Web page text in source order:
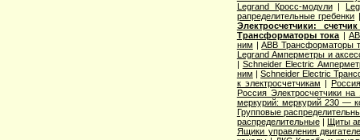
Legrand Кросс-модули|
рапределительные гребенки
Электросчетчики:
Трансформаторы тока |
ним |ABB Трансформаторы
Legrand Амперметры и
| Schneider Electric
ним |Schneider Electric
к электросчетчикам |
Россия Электросчетчики
меркурий: меркурий 230 —
Групповые
распределительные|Щиты
Ящики управления